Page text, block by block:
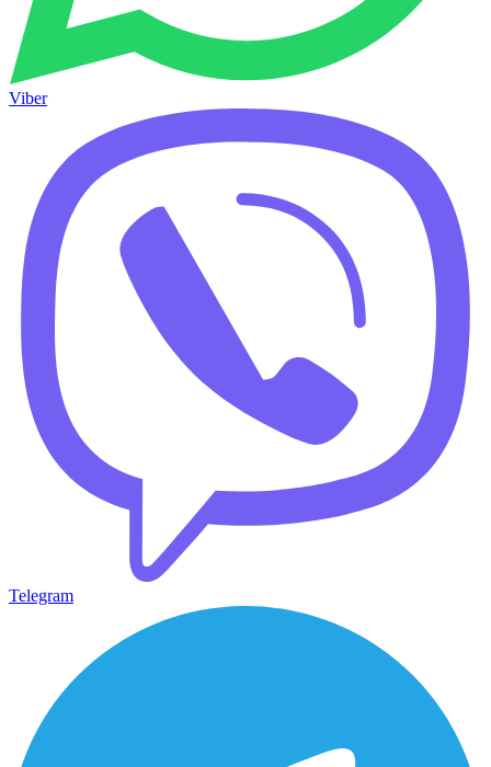
Viber
Telegram